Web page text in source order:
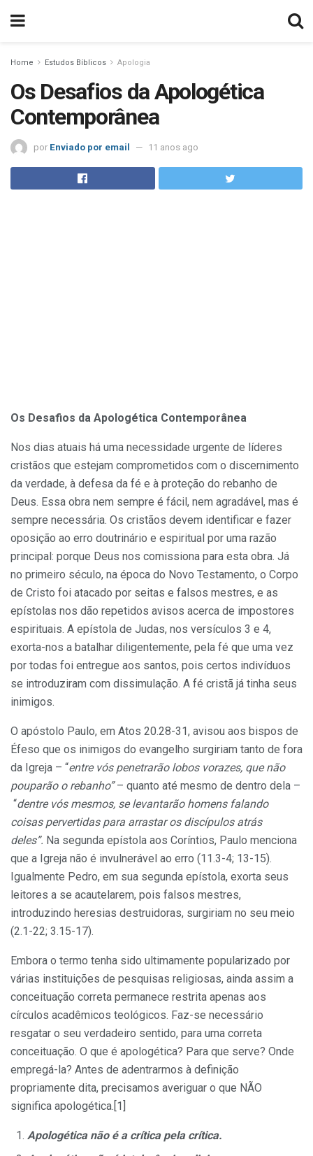
Home Estudos Bíblicos Apologia
Os Desafios da Apologética
Contemporânea
por Enviado por email 11 anos ago
Os Desafios da Apologética Contemporânea
Nos dias atuais há uma necessidade urgente de líderes
cristãos que estejam comprometidos com o discernimento
da verdade, à defesa da fé e à proteção do rebanho de
Deus. Essa obra nem sempre é fácil, nem agradável, mas é
sempre necessária. Os cristãos devem identificar e fazer
oposição ao erro doutrinário e espiritual por uma razão
principal: porque Deus nos comissiona para esta obra. Já
no primeiro século, na época do Novo Testamento, o Corpo
de Cristo foi atacado por seitas e falsos mestres, e as
epístolas nos dão repetidos avisos acerca de impostores
espirituais. A epístola de Judas, nos versículos 3 e 4,
exorta-nos a batalhar diligentemente, pela fé que uma vez
por todas foi entregue aos santos, pois certos indivíduos
se introduziram com dissimulação. A fé cristã já tinha seus
inimigos.
O apóstolo Paulo, em Atos 20.28-31, avisou aos bispos de
Éfeso que os inimigos do evangelho surgiriam tanto de fora
da Igreja – “entre vós penetrarão lobos vorazes, que não
pouparão o rebanho”– quanto até mesmo de dentro dela –
“dentre vós mesmos, se levantarão homens falando
coisas pervertidas para arrastar os discípulos atrás
deles”. Na segunda epístola aos Coríntios, Paulo menciona
que a Igreja não é invulnerável ao erro (11.3-4; 13-15).
Igualmente Pedro, em sua segunda epístola, exorta seus
leitores a se acautelarem, pois falsos mestres,
introduzindo heresias destruidoras, surgiriam no seu meio
(2.1-22; 3.15-17).
Embora o termo tenha sido ultimamente popularizado por
várias instituições de pesquisas religiosas, ainda assim a
conceituação correta permanece restrita apenas aos
círculos acadêmicos teológicos. Faz-se necessário
resgatar o seu verdadeiro sentido, para uma correta
conceituação. O que é apologética? Para que serve? Onde
empregá-la? Antes de adentrarmos à definição
propriamente dita, precisamos averiguar o que NÃO
significa apologética.[1]
Apologética não é a crítica pela crítica.